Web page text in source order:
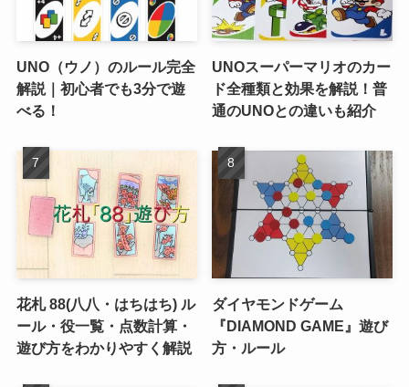
UNO（ウノ）のルール完全
解説｜初心者でも3分で遊
べる！
UNOスーパーマリオのカー
ド全種類と効果を解説！普
通のUNOとの違いも紹介
花札 88(八八・はちはち) ル
ール・役一覧・点数計算・
遊び方をわかりやすく解説
ダイヤモンドゲーム
『DIAMOND GAME』遊び
方・ルール